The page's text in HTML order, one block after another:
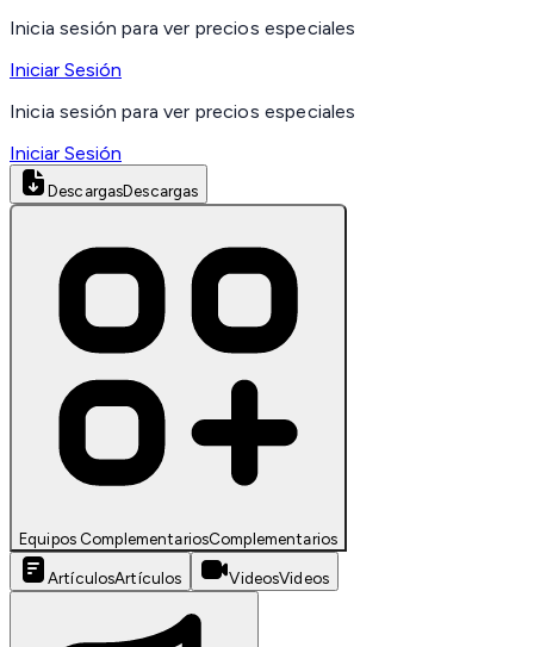
Inicia sesión para ver precios especiales
Iniciar Sesión
Inicia sesión para ver precios especiales
Iniciar Sesión
DescargasDescargas
Equipos ComplementariosComplementarios
ArtículosArtículos VideosVideos